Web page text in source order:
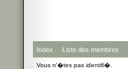
Index Liste des membres
Vous n'�tes pas identifi�.